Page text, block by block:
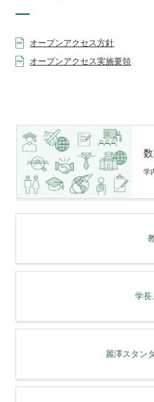
オープンアクセス方針
オープンアクセス実施要領
学
学長
麗澤スタン